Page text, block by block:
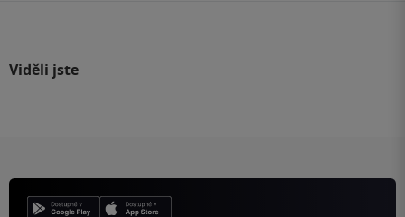
Viděli jste